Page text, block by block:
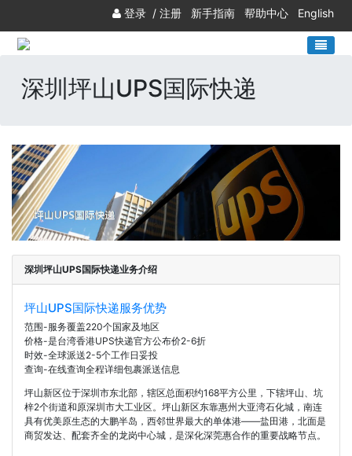
登录 / 注册 新手指南 帮助中心 English
深圳坪山UPS国际快递
深圳坪山UPS国际快递业务介绍
坪山UPS国际快递服务优势
范围-服务覆盖220个国家及地区
价格-是台湾香港UPS快递官方公布价2-6折
时效-全球派送2-5个工作日妥投
查询-在线查询全程详细包裹派送信息
坪山新区位于深圳市东北部，辖区总面积约168平方公里，下辖坪山、坑
梓2个街道和原深圳市大工业区。坪山新区东靠惠州大亚湾石化城，南连
具有优美原生态的大鹏半岛，西邻世界最大的单体港——盐田港，北面是
商贸发达、配套齐全的龙岗中心城，是深化深莞惠合作的重要战略节点。